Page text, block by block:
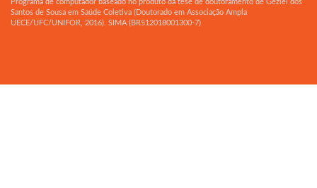
Santos de Sousa em Saúde Coletiva (Doutorado em Associação Ampla
UECE/UFC/UNIFOR, 2016). SIMA (BR512018001300-7)